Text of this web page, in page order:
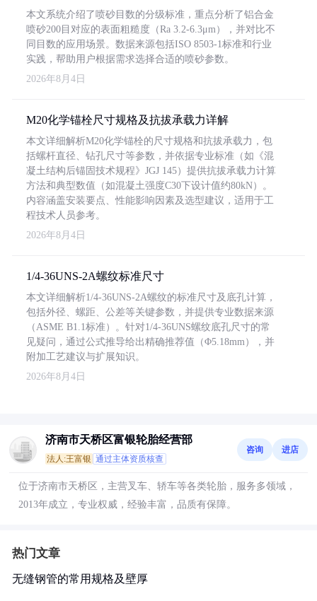
本文系统介绍了喷砂目数的分级标准，重点分析了铝合金
喷砂200目对应的表面粗糙度（Ra 3.2-6.3μm），并对比不
同目数的应用场景。数据来源包括ISO 8503-1标准和行业
实践，帮助用户根据需求选择合适的喷砂参数。
2026年8月4日
M20化学锚栓尺寸规格及抗拔承载力详解
本文详细解析M20化学锚栓的尺寸规格和抗拔承载力，包
括螺杆直径、钻孔尺寸等参数，并依据专业标准（如《混
凝土结构后锚固技术规程》JGJ 145）提供抗拔承载力计算
方法和典型数值（如混凝土强度C30下设计值约80kN）。
内容涵盖安装要点、性能影响因素及选型建议，适用于工
程技术人员参考。
2026年8月4日
1/4-36UNS-2A螺纹标准尺寸
本文详细解析1/4-36UNS-2A螺纹的标准尺寸及底孔计算，
包括外径、螺距、公差等关键参数，并提供专业数据来源
（ASME B1.1标准）。针对1/4-36UNS螺纹底孔尺寸的常
见疑问，通过公式推导给出精确推荐值（Φ5.18mm），并
附加工艺建议与扩展知识。
2026年8月4日
济南市天桥区富银轮胎经营部
法人:王富银 通过主体资质核查
咨询 进店
位于济南市天桥区，主营叉车、轿车等各类轮胎，服务多领域，
2013年成立，专业权威，经验丰富，品质有保障。
热门文章
无缝钢管的常用规格及壁厚